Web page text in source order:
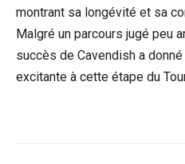
montrant sa longévité et sa
Malgré un parcours jugé peu
succès de Cavendish a
excitante à cette étape du